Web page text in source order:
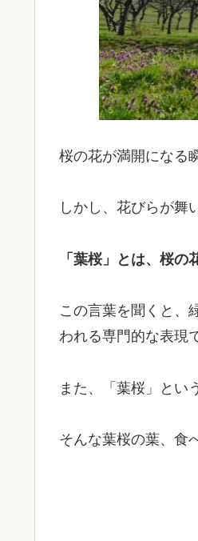
桜の花が満開になる
しかし、花びらが舞
「葉桜」とは、桜の
この言葉を聞くと、
われる専門的な表現
また、「葉桜」とい
そんな葉桜の葉、食